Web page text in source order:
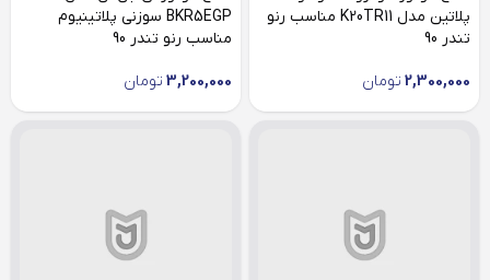
پلاتین مدل K20TR11 مناسب رنو
تندر 90
2,300,000 تومان
BKR5EGP سوزنی پلاتینیوم
مناسب رنو تندر 90
3,200,000 تومان